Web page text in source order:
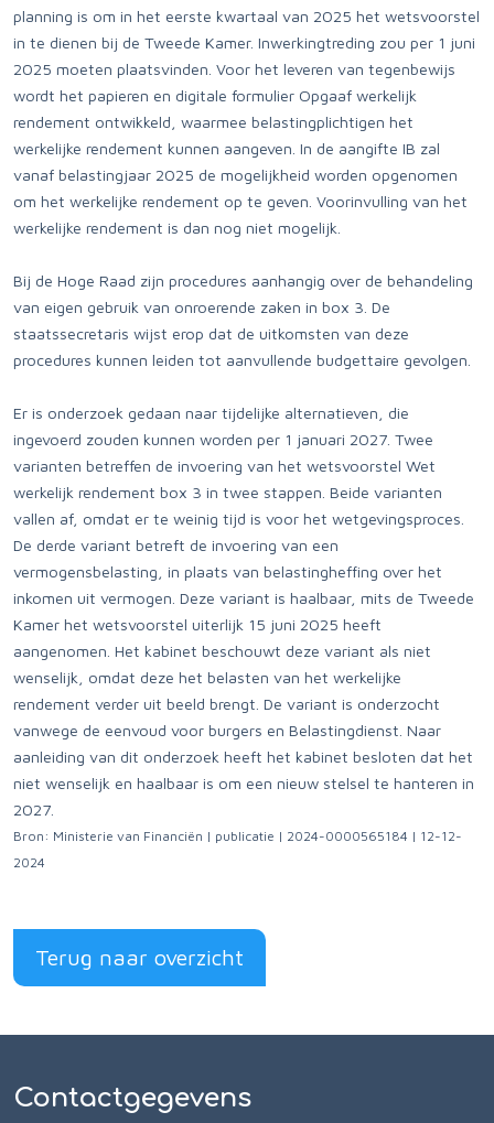
planning is om in het eerste kwartaal van 2025 het wetsvoorstel
in te dienen bij de Tweede Kamer. Inwerkingtreding zou per 1 juni
2025 moeten plaatsvinden. Voor het leveren van tegenbewijs
wordt het papieren en digitale formulier Opgaaf werkelijk
rendement ontwikkeld, waarmee belastingplichtigen het
werkelijke rendement kunnen aangeven. In de aangifte IB zal
vanaf belastingjaar 2025 de mogelijkheid worden opgenomen
om het werkelijke rendement op te geven. Voorinvulling van het
werkelijke rendement is dan nog niet mogelijk.
Bij de Hoge Raad zijn procedures aanhangig over de behandeling
van eigen gebruik van onroerende zaken in box 3. De
staatssecretaris wijst erop dat de uitkomsten van deze
procedures kunnen leiden tot aanvullende budgettaire gevolgen.
Er is onderzoek gedaan naar tijdelijke alternatieven, die
ingevoerd zouden kunnen worden per 1 januari 2027. Twee
varianten betreffen de invoering van het wetsvoorstel Wet
werkelijk rendement box 3 in twee stappen. Beide varianten
vallen af, omdat er te weinig tijd is voor het wetgevingsproces.
De derde variant betreft de invoering van een
vermogensbelasting, in plaats van belastingheffing over het
inkomen uit vermogen. Deze variant is haalbaar, mits de Tweede
Kamer het wetsvoorstel uiterlijk 15 juni 2025 heeft
aangenomen. Het kabinet beschouwt deze variant als niet
wenselijk, omdat deze het belasten van het werkelijke
rendement verder uit beeld brengt. De variant is onderzocht
vanwege de eenvoud voor burgers en Belastingdienst. Naar
aanleiding van dit onderzoek heeft het kabinet besloten dat het
niet wenselijk en haalbaar is om een nieuw stelsel te hanteren in
2027.
Bron: Ministerie van Financiën | publicatie | 2024-0000565184 | 12-12-
2024
Terug naar overzicht
Contactgegevens